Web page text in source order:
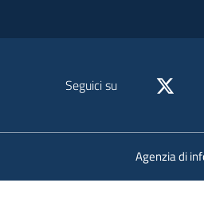
Seguici su
Agenzia di